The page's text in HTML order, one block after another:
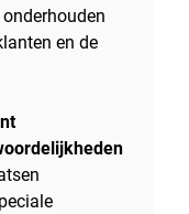
en de